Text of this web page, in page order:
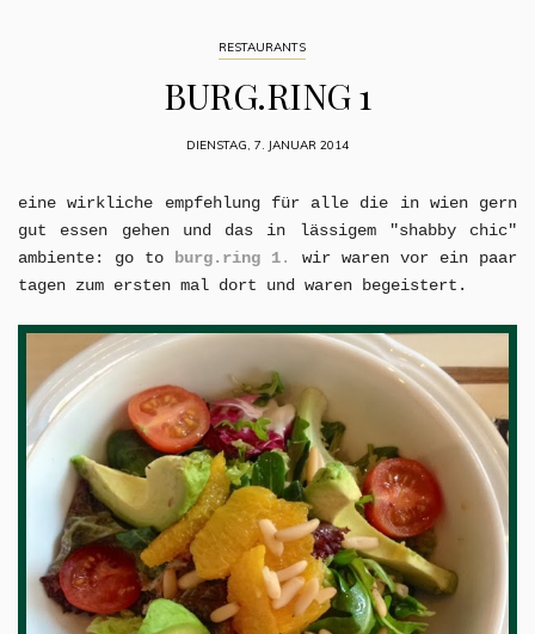
RESTAURANTS
BURG.RING 1
DIENSTAG, 7. JANUAR 2014
eine wirkliche empfehlung für alle die in wien gern
gut essen gehen und das in lässigem "shabby chic"
ambiente: go to
burg.ring 1.
wir waren vor ein paar
tagen zum ersten mal dort und waren begeistert.